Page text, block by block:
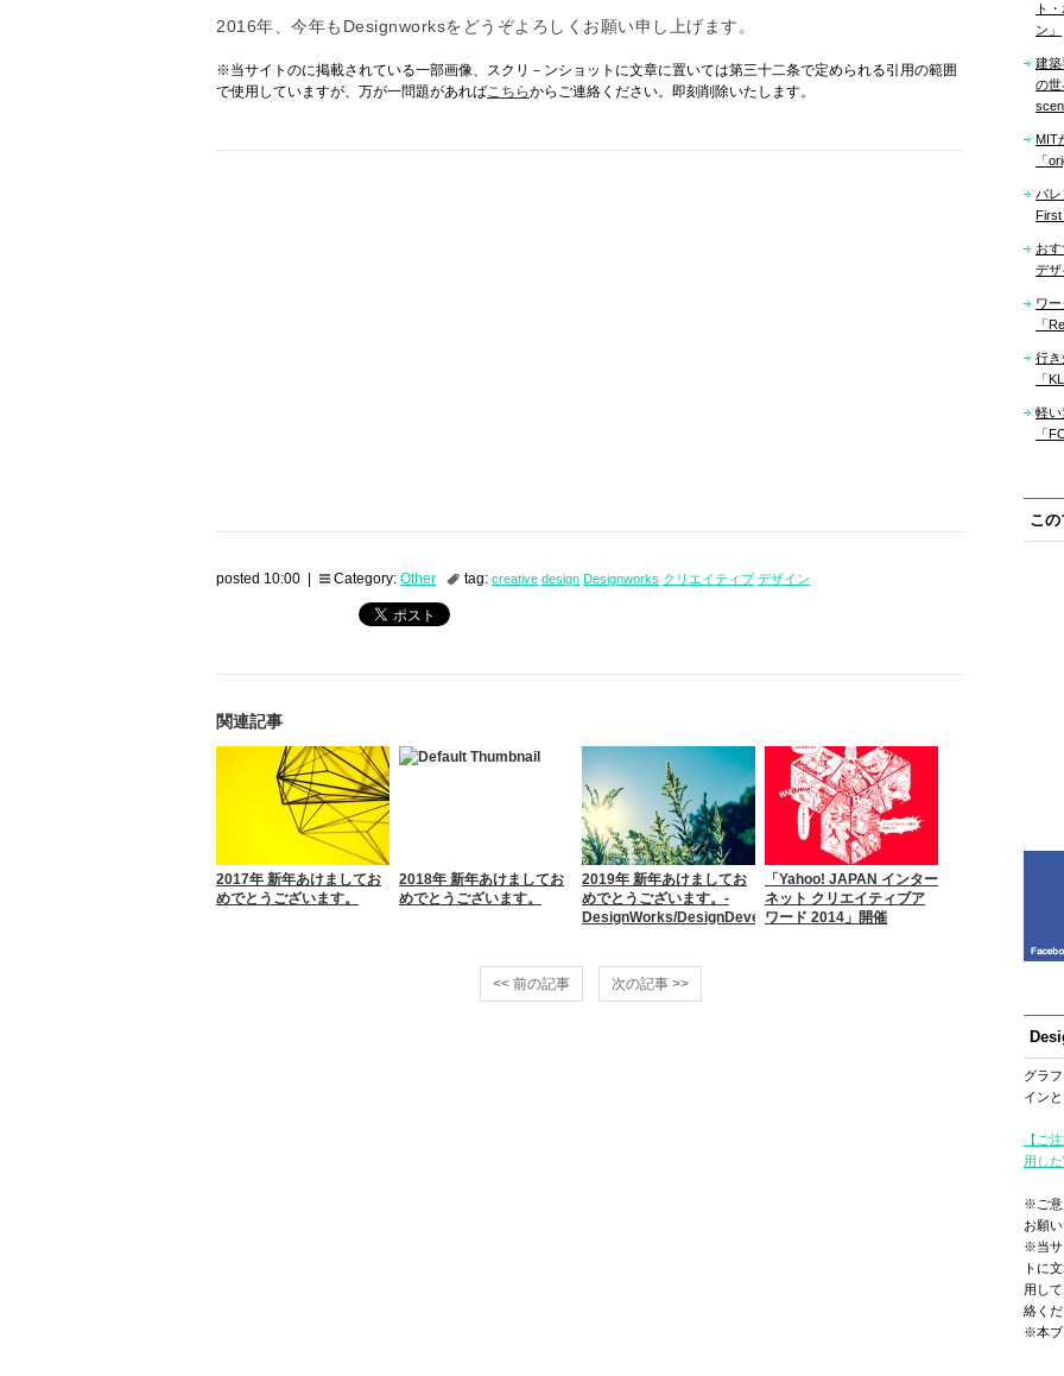
2016年、今年もDesignworksをどうぞよろしくお願い申し上げます。
※当サイトのに掲載されている一部画像、スクリ－ンショットに文章に置いては第三十二条で定められる引用の範囲
で使用していますが、万が一問題があればこちらからご連絡ください。即刻削除いたします。
posted 10:00 | Category: Other tag: creative design Designworks クリエイティブ デザイン
関連記事
2017年 新年あけましてお
めでとうございます。
2018年 新年あけましてお
めでとうございます。
2019年 新年あけましてお
めでとうございます。-
DesignWorks/DesignDevelop
「Yahoo! JAPAN インター
ネット クリエイティブア
ワード 2014」開催
<< 前の記事 次の記事 >>
ト
ン」
建築
の世
MIT
「
バレ
First
お
デザ
ワ
「
行き
「
軽い
「
こ
グラ
イン
【ご
用し
※ご意
お願
※当サ
トに
用し
絡く
※本ブ